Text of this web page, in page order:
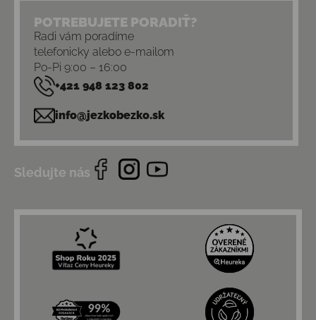
POTREBUJETE PORADIŤ?
Radi vám poradíme
telefonicky alebo e-mailom
Po-Pi 9:00 – 16:00
+421 948 123 802
info@jezkobezko.sk
Sledujte nás